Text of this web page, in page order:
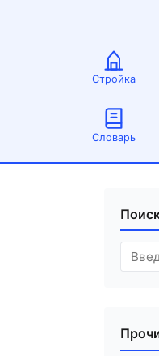
Стройка
Словарь